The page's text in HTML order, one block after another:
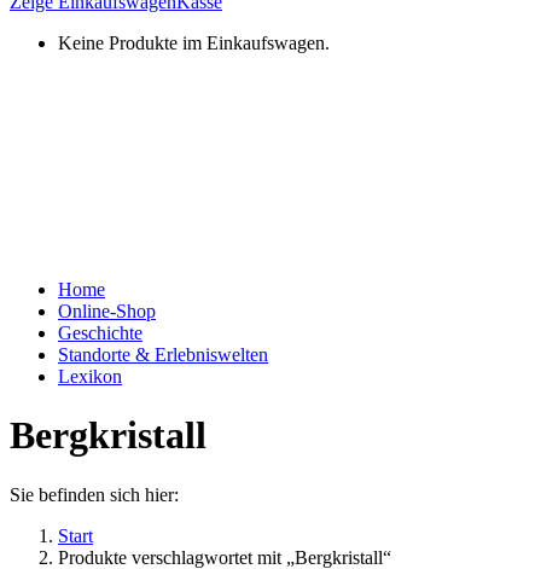
Keine Produkte im Einkaufswagen.
Home
Online-Shop
Geschichte
Standorte & Erlebniswelten
Lexikon
Bergkristall
Sie befinden sich hier:
Start
Produkte verschlagwortet mit „Bergkristall“